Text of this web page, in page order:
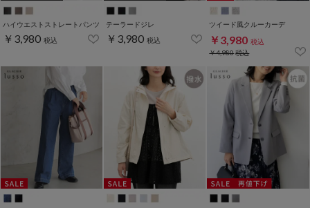
ハイウエストストレートパンツ
￥3,980 税込
テーラードジレ
￥3,980 税込
ツイード風クルーカーデ
￥3,980 税込
￥4,980税込